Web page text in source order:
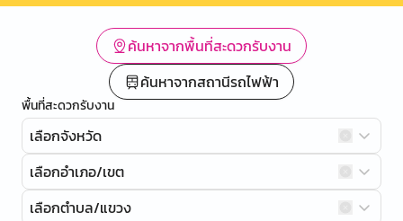
ค้นหาจากพื้นที่สะดวกรับงาน
ค้นหาจากสถานีรถไฟฟ้า
พื้นที่สะดวกรับงาน
เลือกจังหวัด
เลือกอำเภอ/เขต
เลือกตำบล/แขวง